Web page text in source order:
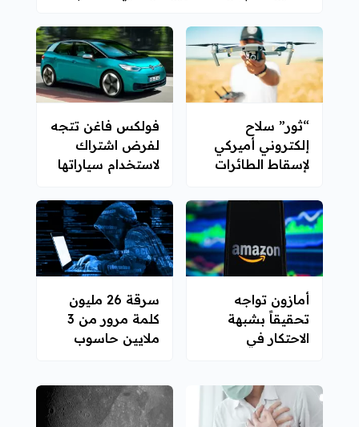
“ثور” سلاح
إلكتروني أميركي
لإسقاط الطائرات
فولكس فاغن تتجه
لفرض اشتراك
لاستخدام سياراتها
شرائها
أمازون تواجه
تحقيقاً بشبهة
الاحتكار في
سرقة 26 مليون
كلمة مرور من 3
ملايين حاسوب